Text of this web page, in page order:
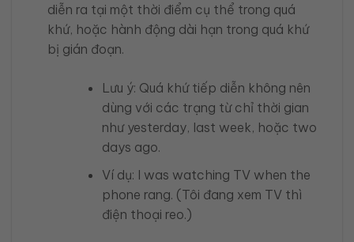
diễn ra tại một thời điểm cụ thể trong quá
khứ, hoặc hành động dài hạn trong quá khứ
bị gián đoạn.
Lưu ý: Quá khứ tiếp diễn không nên
dùng với các trạng từ chỉ thời gian
như yesterday, last week, hoặc two
days ago.
Ví dụ: I was watching TV when the
phone rang. (Tôi đang xem TV thì
điện thoại reo.)